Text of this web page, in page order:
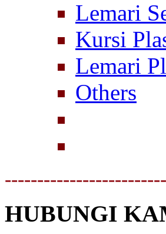
Lemari
Kursi
Lemari
Others
HUBUNGI